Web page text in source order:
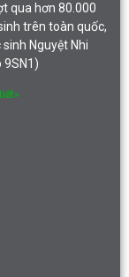
– NBKERS
GIẢI CAO
CUỘC THI
“TRƯỜNG
qua hơn 80.000
trên toàn quốc,
sinh Nguyệt Nhi
9SN1)